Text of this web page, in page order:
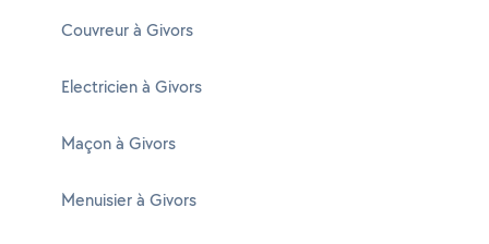
Couvreur à Givors
Electricien à Givors
Maçon à Givors
Menuisier à Givors